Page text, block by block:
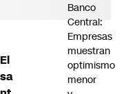
El
sa
Banco
Central:
Empresas
muestran
optimismo
menor